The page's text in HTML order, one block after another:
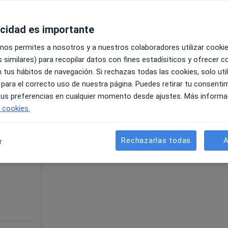
Pedir una cita
es importante
permites a nosotros y a nuestros colaboradores utilizar
similares) para recopilar datos con fines estadísiticos y ofrecer
tus hábitos de navegación. Si rechazas todas las cookies, solo
el correcto uso de nuestra página. Puedes retirar tu
preferencias en cualquier momento desde ajustes. Más
Rechazarlas todas